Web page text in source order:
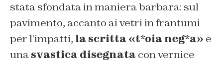
stata sfondata in maniera barbara: sul
pavimento, accanto ai vetri in frantumi
per l’impatti, la scritta «t*oia neg*a» e
unasvastica disegnata con vernice